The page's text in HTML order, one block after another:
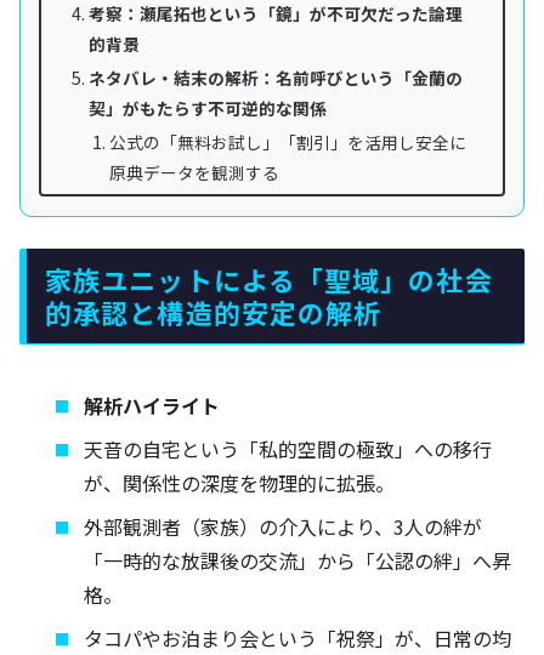
考察：瀬尾拓也という「鏡」が不可欠だった論理
的背景
ネタバレ・結末の解析：名前呼びという「金蘭の
契」がもたらす不可逆的な関係
公式の「無料お試し」「割引」を活用し安全に
原典データを観測する
家族ユニットによる「聖域」の社会
的承認と構造的安定の解析
解析ハイライト
天音の自宅という「私的空間の極致」への移行
が、関係性の深度を物理的に拡張。
外部観測者（家族）の介入により、3人の絆が
「一時的な放課後の交流」から「公認の絆」へ昇
格。
タコパやお泊まり会という「祝祭」が、日常の均